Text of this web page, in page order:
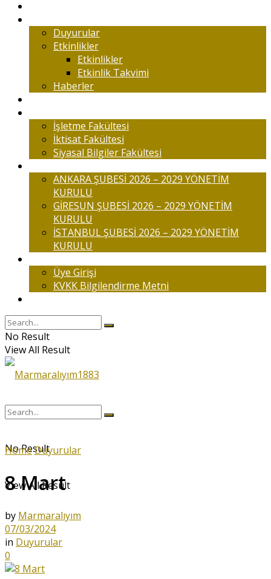
Duyurular
Etkinlikler
Etkinlikler
Etkinlik Takvimi
Haberler
İşletme Fakültesi
İktisat Fakültesi
Siyasal Bilgiler Fakültesi
ANKARA ŞUBESİ 2026 – 2029 YÖNETİM
KURULU
GİRESUN ŞUBESİ 2026 – 2029 YÖNETİM
KURULU
İSTANBUL ŞUBESİ 2026 – 2029 YÖNETİM
KURULU
Üye Girişi
KVKK Bilgilendirme Metni
No Result
View All Result
No Result
View All Result
HomeDuyurular
8 Mart
by Marmaralıyım
07/03/2024
in Duyurular
0